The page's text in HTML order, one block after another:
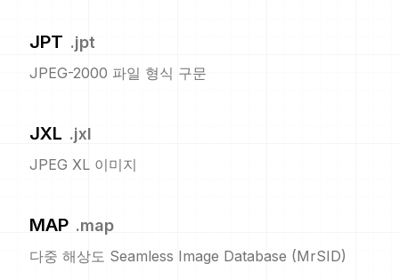
JPT .jpt
JPEG-2000 파일 형식 구문
JXL .jxl
JPEG XL 이미지
MAP .map
다중 해상도 Seamless Image Database (MrSID)